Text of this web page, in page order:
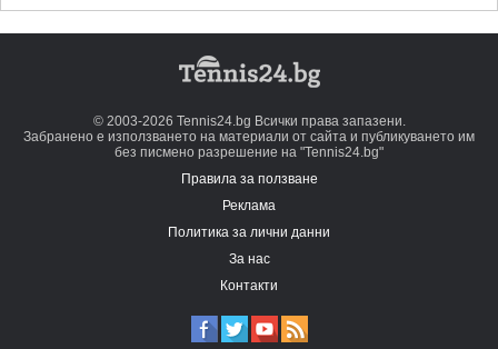
© 2003-2026 Tennis24.bg Всички права запазени.
Забранено е използването на материали от сайта и публикуването им
без писмено разрешение на "Tennis24.bg"
Правила за ползване
Реклама
Политика за лични данни
За нас
Контакти